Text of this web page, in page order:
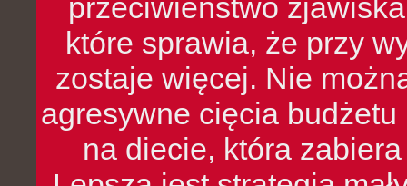
przeciwieństwo
które sprawia, że przy
zostaje więcej. Nie
agresywne cięcia
na diecie, która